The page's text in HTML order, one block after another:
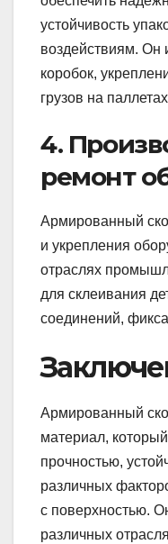
устойчивость
воздействиям. Он
коробок,
грузов на
4.
ремонт
Армированный
и укрепления
отраслях
для склеивания
соединений,
Армированный
материал,
прочностью,
различных
с поверхностью.
различных